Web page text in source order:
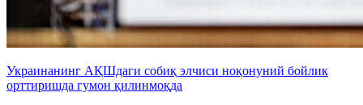
Украинанинг АҚШдаги собиқ элчиси ноқонуний бойлик
орттиришда гумон қилинмоқда